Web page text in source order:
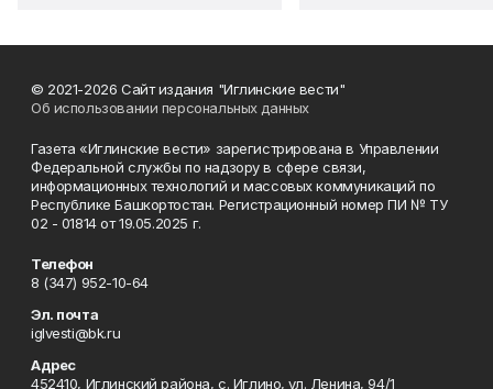
© 2021-2026 Сайт издания "Иглинские вести"
Об использовании персональных данных
Газета «Иглинские вести» зарегистрирована в Управлении
Федеральной службы по надзору в сфере связи,
информационных технологий и массовых коммуникаций по
Республике Башкортостан. Регистрационный номер ПИ № ТУ
02 - 01814 от 19.05.2025 г.
Телефон
8 (347) 952-10-64
Эл. почта
iglvesti@bk.ru
Адрес
452410, Иглинский района, с. Иглино, ул. Ленина, 94/1